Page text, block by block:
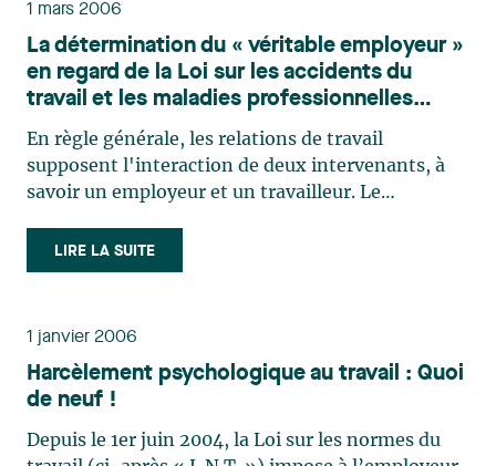
1 mars 2006
La détermination du « véritable employeur »
en regard de la Loi sur les accidents du
travail et les maladies professionnelles
lorsqu'une entreprise confie la gestion de
ses ressources humaines à une « agence de
location de personnel »
En règle générale, les relations de travail
supposent l'interaction de deux intervenants, à
savoir un employeur et un travailleur. Le
services à un employeur qui, pour sa part, fixe les
conditions de travail et veille à la discipline. Il
LIRE LA SUITE
1 janvier 2006
Harcèlement psychologique au travail : Quoi
de neuf !
Depuis le 1er juin 2004, la Loi sur les normes du